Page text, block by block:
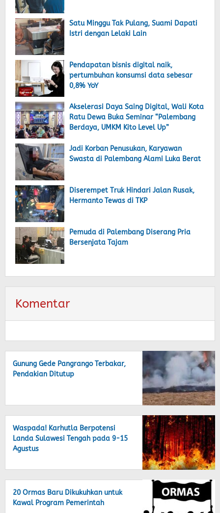
Satu Minggu Tak Pulang, Suami Dapati
Istri dengan Lelaki Lain
Pendapatan bisnis digital naik,
pertumbuhan konsumsi data sebesar
0,8% YoY
Akselerasi Daya Saing Digital, Wali Kota
Ratu Dewa Buka Seminar “Palembang
Berdaya, UMKM Kito Level Up”
Jadi Korban Penusukan, Karyawan
Swasta di Palembang Alami Luka Berat
Diserempet Truk Hindari Jalan Rusak,
Hermanto Tewas di TKP
Pemuda di Palembang Diserang Pria
Bersenjata Tajam
Komentar
Gunung Gede Pangrango Terbakar,
Pendakian Ditutup
Waspada! Karhutla Berpotensi
Landa Sulawesi Tengah pada 9-15
Agustus
20 Ormas Baru Dikukuhkan untuk
Kawal Program Pemerintah